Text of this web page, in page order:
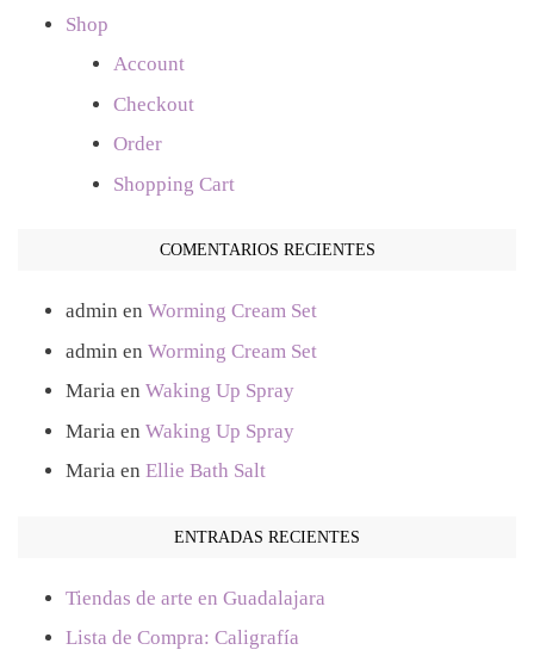
Shop
Account
Checkout
Order
Shopping Cart
COMENTARIOS RECIENTES
admin en Worming Cream Set
admin en Worming Cream Set
Maria en Waking Up Spray
Maria en Waking Up Spray
Maria en Ellie Bath Salt
ENTRADAS RECIENTES
Tiendas de arte en Guadalajara
Lista de Compra: Caligrafía